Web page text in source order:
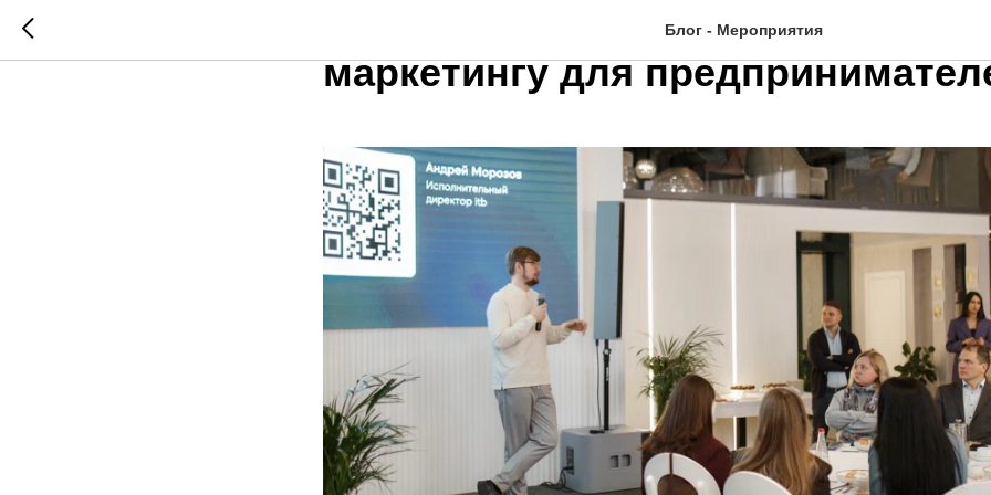
Блог - Мероприятия
2024-11-22 Мини-конференция по
маркетингу для